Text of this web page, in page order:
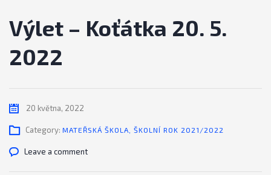
Výlet – Koťátka 20. 5.
2022
20 května, 2022
Category: MATEŘSKÁ ŠKOLA ŠKOLNÍ ROK 2021/2022
Leave a comment